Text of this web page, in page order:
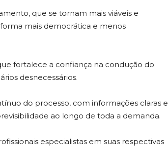
que se tornam mais viáveis e
mais democrática e menos
fortalece a confiança na condução do
desnecessários.
do processo, com informações claras e
ao longo de toda a demanda.
especialistas em suas respectivas